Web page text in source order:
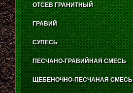
ОТСЕВ ГРАНИТНЫЙ
ГРАВИЙ
СУПЕСЬ
ПЕСЧАНО-ГРАВИЙНАЯ СМЕСЬ
ЩЕБЕНОЧНО-ПЕСЧАНАЯ СМЕСЬ